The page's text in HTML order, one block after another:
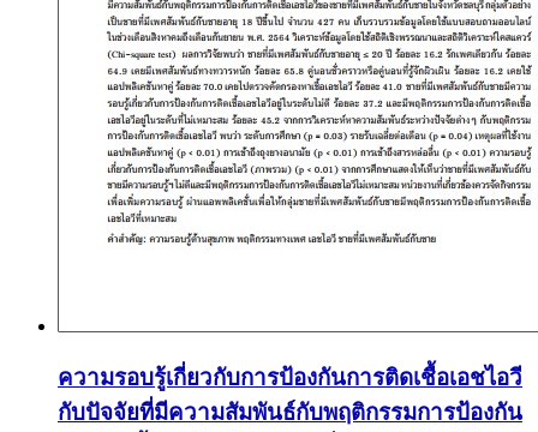
ความรอบรู้เกี่ยวกับการป้องกันการติดเชื้อเอชไอวี
กับปัจจัยที่มีความสัมพันธ์กับพฤติกรรมการป้องกัน